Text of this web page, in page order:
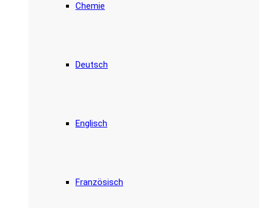
Chemie
Deutsch
Englisch
Französisch